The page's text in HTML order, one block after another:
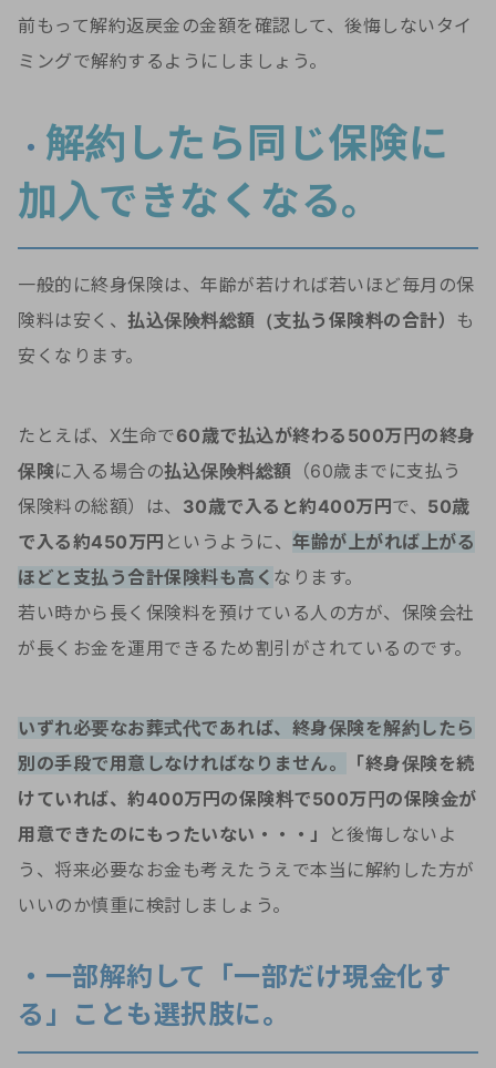
前もって解約返戻金の金額を確認して、後悔しないタイ
ミングで解約するようにしましょう。
・ 解約したら同じ保険に
加入できなくなる。
一般的に終身保険は、年齢が若ければ若いほど毎月の保
険料は安く、 払込保険料総額（支払う保険料の合計） も
安くなります。
たとえば、X生命で60歳で払込が終わる500万円の終身
保険に入る場合の払込保険料総額 （60歳までに支払う
保険料の総額）は、 30歳で入ると約400万円で、 50歳
で入る約450万円 というように、 年齢が上がれば上がる
ほどと支払う合計保険料も高く なります。
若い時から長く保険料を預けている人の方が、保険会社
が長くお金を運用できるため割引がされているのです。
いずれ必要なお葬式代であれば、終身保険を解約したら
別の手段で用意しなければなりません。
「終身保険を続
けていれば、約400万円の保険料で500万円の保険金が
用意できたのにもったいない・・・」
と後悔しないよ
う、将来必要なお金も考えたうえで本当に解約した方が
いいのか慎重に検討しましょう。
・一部解約して「一部だけ現金化す
る」ことも選択肢に。